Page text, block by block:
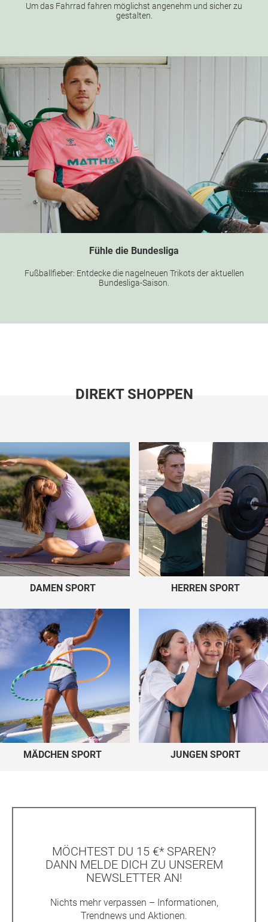
Um das Fahrrad fahren möglichst angenehm und sicher zu
gestalten.
Fühle die Bundesliga
Fußballfieber: Entdecke die nagelneuen Trikots der aktuellen
Bundesliga-Saison.
DIREKT SHOPPEN
DAMEN SPORT HERREN SPORT
MÄDCHEN SPORT JUNGEN SPORT
MÖCHTEST DU 15 €* SPAREN?
DANN MELDE DICH ZU UNSEREM
NEWSLETTER AN!
Nichts mehr verpassen – Informationen,
Trendnews und Aktionen.